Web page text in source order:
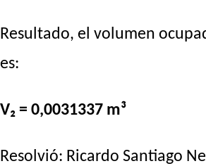
Resultado, el volumen
es:
V₂ = 0,0031337 m³
Resolvió: Ricardo Santiago